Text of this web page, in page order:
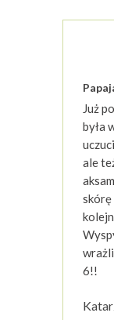
Już
była
ale
skórę
6!!